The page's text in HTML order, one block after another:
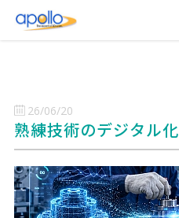
26/06/20
熟練技術のデジタル化